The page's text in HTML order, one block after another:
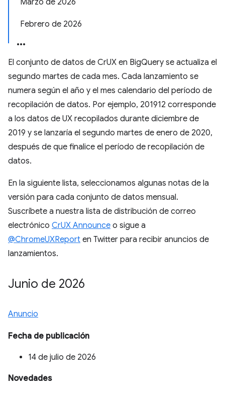
Marzo de 2026
Febrero de 2026
El conjunto de datos de CrUX en BigQuery se actualiza el
segundo martes de cada mes. Cada lanzamiento se
numera según el año y el mes calendario del período de
recopilación de datos. Por ejemplo, 201912 corresponde
a los datos de UX recopilados durante diciembre de
2019 y se lanzaría el segundo martes de enero de 2020,
después de que finalice el período de recopilación de
datos.
En la siguiente lista, seleccionamos algunas notas de la
versión para cada conjunto de datos mensual.
Suscríbete a nuestra lista de distribución de correo
electrónico CrUX Announce o sigue a
@ChromeUXReport en Twitter para recibir anuncios de
lanzamientos.
Junio de 2026
Anuncio
Fecha de publicación
14 de julio de 2026
Novedades